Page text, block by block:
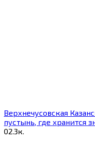
Верхнечусовская
пустынь, где хранится
02.3к.